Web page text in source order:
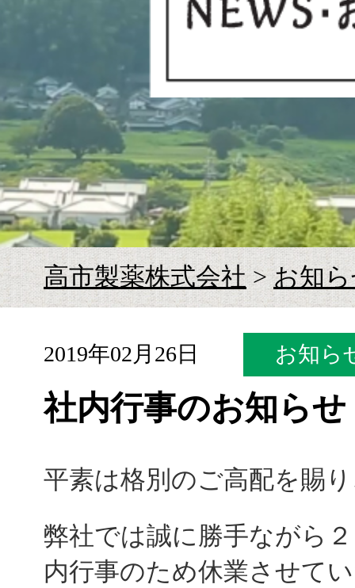
お
高市製薬株式会社>お知
2019年02月26日 お知ら
社内行事のお知らせ
平素は格別のご高配を賜
弊社では誠に勝手ながら
内行事のため休業させて